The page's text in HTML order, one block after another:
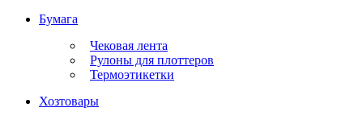
Бумага
Чековая лента
Рулоны для плоттеров
Термоэтикетки
Хозтовары